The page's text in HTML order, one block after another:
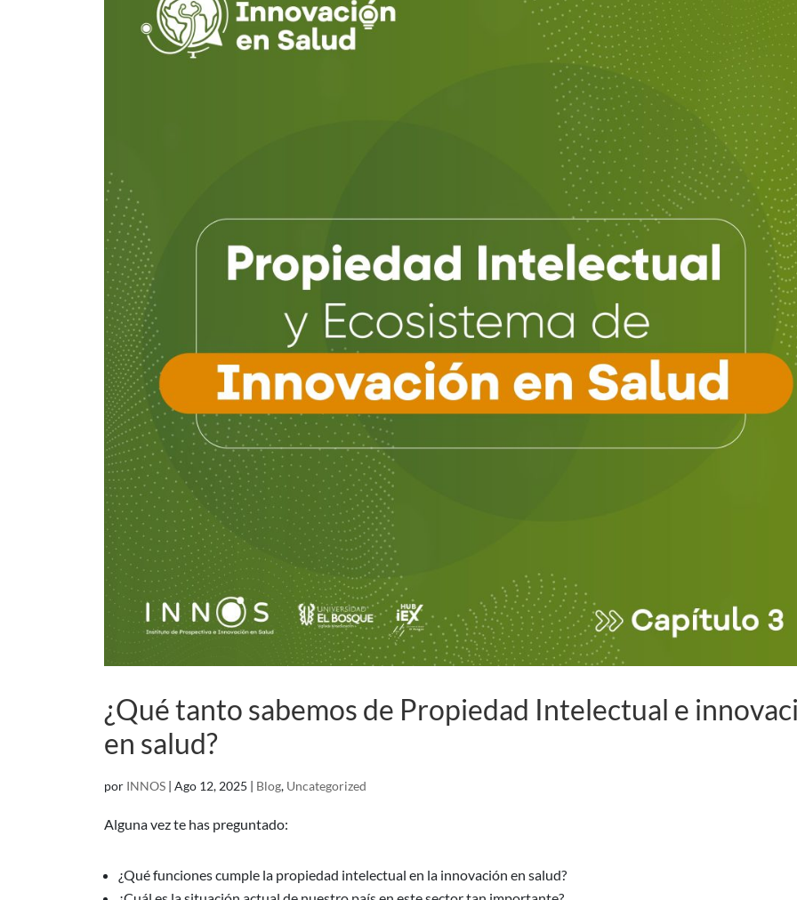
¿Qué tanto sabemos de Propiedad Intelectual e
en salud?
por INNOS | Ago 12, 2025 | Blog, Uncategorized
Alguna vez te has preguntado:
¿Qué funciones cumple la propiedad intelectual en la innovación en salud?